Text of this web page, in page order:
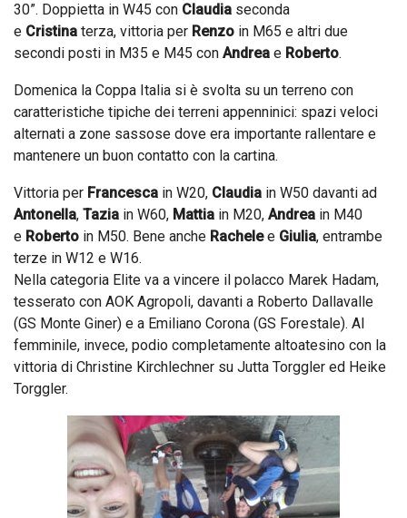
30”. Doppietta in W45 con Claudia seconda
e Cristina terza, vittoria per Renzo in M65 e altri due
secondi posti in M35 e M45 con Andrea e Roberto.
Domenica la Coppa Italia si è svolta su un terreno con
caratteristiche tipiche dei terreni appenninici: spazi veloci
alternati a zone sassose dove era importante rallentare e
mantenere un buon contatto con la cartina.
Vittoria per Francesca in W20, Claudia in W50 davanti ad
Antonella, Tazia in W60, Mattia in M20, Andrea in M40
e Roberto in M50. Bene anche Rachelee Giulia, entrambe
terze in W12 e W16.
Nella categoria Elite va a vincere il polacco Marek Hadam,
tesserato con AOK Agropoli, davanti a Roberto Dallavalle
(GS Monte Giner) e a Emiliano Corona (GS Forestale). Al
femminile, invece, podio completamente altoatesino con la
vittoria di Christine Kirchlechner su Jutta Torggler ed Heike
Torggler.